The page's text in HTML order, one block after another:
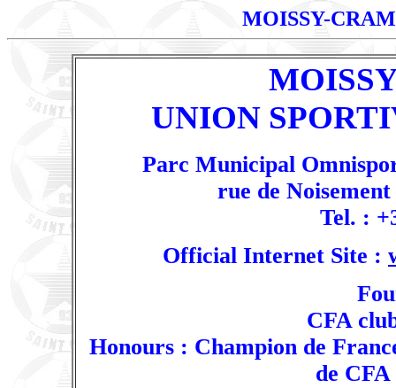
MOISSY-
UNION
Parc Municipal
rue de
Tel. :
Official Internet Site :
CFA
Honours : Champion de
de